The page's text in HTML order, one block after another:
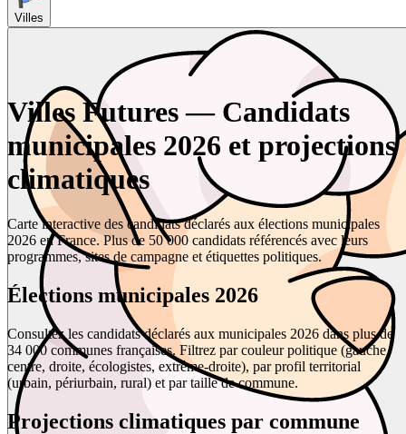
Villes
Villes Futures — Candidats
municipales 2026 et projections
climatiques
Carte interactive des candidats déclarés aux élections municipales
2026 en France. Plus de 50 000 candidats référencés avec leurs
programmes, sites de campagne et étiquettes politiques.
Élections municipales 2026
Consultez les candidats déclarés aux municipales 2026 dans plus de
34 000 communes françaises. Filtrez par couleur politique (gauche,
centre, droite, écologistes, extrême-droite), par profil territorial
(urbain, périurbain, rural) et par taille de commune.
Projections climatiques par commune